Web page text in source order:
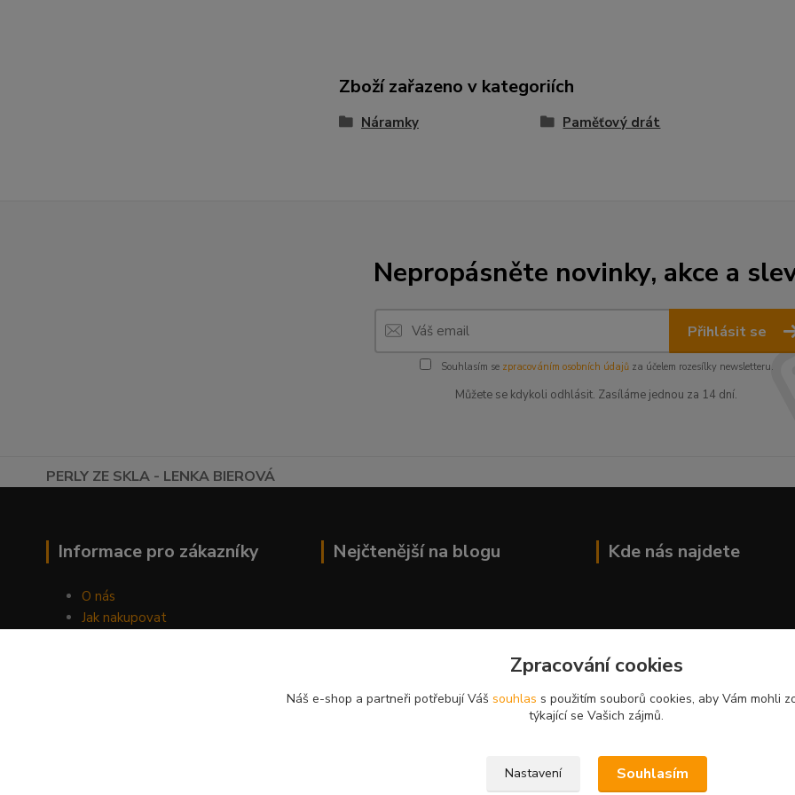
Zboží zařazeno v kategoriích
Náramky Paměťový drát
Nepropásněte novinky, akce a
Přihlásit se
Souhlasím se zpracováním osobních údajůza účelem rozesílky newsletteru.
Můžete se kdykoli odhlásit. Zasíláme jednou za 14 dní.
PERLY ZE SKLA - LENKA BIEROVÁ
Informace pro zákazníky
O nás
Jak nakupovat
Nejčtenější na blogu Kde nás najdete
Zpracování cookies
Náš e-shop a partneři potřebují Váš souhlas s použitím souborů cookies, aby Vám mohli
týkající se Vašich zájmů.
Nastavení Souhlasím